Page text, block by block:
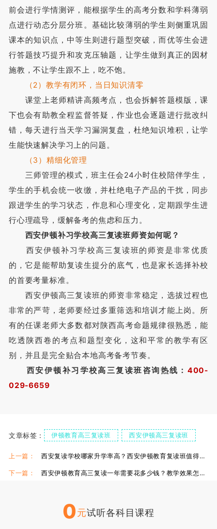
前会进行学情测评，能根据学生的高考分数和学科薄弱
点进行动态分层分班。基础比较薄弱的学生则侧重巩固
课本的知识点，中等生则进行题型突破，而优等生会进
行答题技巧提升和攻克压轴题，让学生做到真正的因材
施教，不让学生跟不上，吃不饱。
（2）教学有闭环，当日知识清零
课堂上老师精讲高频考点，也会拆解答题模版，课
下也会有助教全程监督答疑，作业也会逐题进行批改纠
错，每天进行当天学习漏洞复盘，杜绝知识堆积，让学
生能快速解决学习上的问题。
（3）精细化管理
三师管理的模式，班主任会24小时住校陪伴学生，
学生的手机会统一收缴，并杜绝电子产品的干扰，同步
跟进学生的学习状态，作息和心理变化，定期跟学生进
行心理疏导，缓解备考的焦虑和压力。
西安伊顿补习学校高三复读班师资如何呢？
西安伊顿补习学校高三复读班的师资是非常优质
的，它是能帮助复读生提分的底气，也是家长选择补校
的首要考量标准。
西安伊顿高三复读班的师资非常稳定，选拔过程也
非常的严苛，老师要经过多重筛选和培训才能上岗。所
有的任课老师大多数都对陕西高考命题规律很熟悉，能
吃透陕西卷的考点和题型变化，这和平常的教学有区
别，并且是完全贴合本地高考备考节奏。
西安伊顿补习学校高三复读班咨询热线： 400-
029-6659
文章标签： 伊顿教育高三复读班 西安伊顿高三复读班
伊顿高三复读班优势
上一篇： 西安复读学校哪家升学率高？西安伊顿教育复读班值得选吗？
下一篇： 西安伊顿教育高三复读一年需要花多少钱？教学效果怎么样？
0元试听各科目课程